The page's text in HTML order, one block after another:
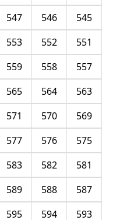
545
546
547
551
552
553
557
558
559
563
564
565
569
570
571
575
576
577
581
582
583
587
588
589
593
594
595